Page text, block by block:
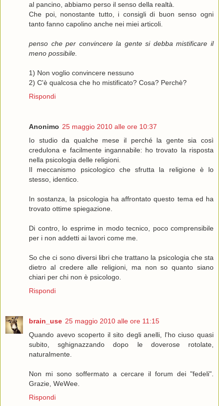
al pancino, abbiamo perso il senso della realtà.
Che poi, nonostante tutto, i consigli di buon senso ogni
tanto fanno capolino anche nei miei articoli.
penso che per convincere la gente si debba mistificare il
meno possibile.
1) Non voglio convincere nessuno
2) C'è qualcosa che ho mistificato? Cosa? Perchè?
Rispondi
Anonimo 25 maggio 2010 alle ore 10:37
Io studio da qualche mese il perché la gente sia così
credulona e facilmente ingannabile: ho trovato la risposta
nella psicologia delle religioni.
Il meccanismo psicologico che sfrutta la religione è lo
stesso, identico.
In sostanza, la psicologia ha affrontato questo tema ed ha
trovato ottime spiegazione.
Di contro, lo esprime in modo tecnico, poco comprensibile
per i non addetti ai lavori come me.
So che ci sono diversi libri che trattano la psicologia che sta
dietro al credere alle religioni, ma non so quanto siano
chiari per chi non è psicologo.
Rispondi
brain_use 25 maggio 2010 alle ore 11:15
Quando avevo scoperto il sito degli anelli, l'ho ciuso quasi
subito, sghignazzando dopo le doverose rotolate,
naturalmente.
Non mi sono soffermato a cercare il forum dei "fedeli".
Grazie, WeWee.
Rispondi